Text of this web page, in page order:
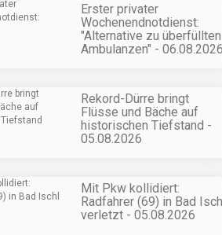
Erster privater
Wochenendnotdienst:
"Alternative zu überfüllten
Ambulanzen" - 06.08.2026
Rekord-Dürre bringt
Flüsse und Bäche auf
historischen Tiefstand -
05.08.2026
Mit Pkw kollidiert:
Radfahrer (69) in Bad Ischl
verletzt - 05.08.2026